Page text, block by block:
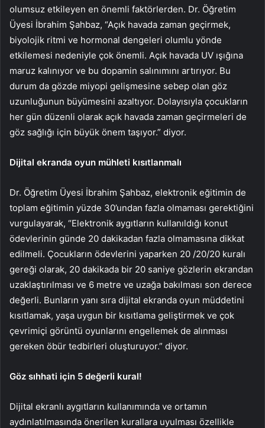
olumsuz etkileyen en önemli faktörlerden. Dr. Öğretim
Üyesi İbrahim Şahbaz, “Açık havada zaman geçirmek,
biyolojik ritmi ve hormonal dengeleri olumlu yönde
etkilemesi nedeniyle çok önemli. Açık havada UV ışığına
maruz kalınıyor ve bu dopamin salınımını artırıyor. Bu
durum da gözde miyopi gelişmesine sebep olan göz
uzunluğunun büyümesini azaltıyor. Dolayısıyla çocukların
her gün düzenli olarak açık havada zaman geçirmeleri de
göz sağlığı için büyük önem taşıyor.” diyor.
Dijital ekranda oyun mühleti kısıtlanmalı
Dr. Öğretim Üyesi İbrahim Şahbaz, elektronik eğitimin de
toplam eğitimin yüzde 30’undan fazla olmaması gerektiğini
vurgulayarak, “Elektronik aygıtların kullanıldığı konut
ödevlerinin günde 20 dakikadan fazla olmamasına dikkat
edilmeli. Çocukların ödevlerini yaparken 20 /20/20 kuralı
gereği olarak, 20 dakikada bir 20 saniye gözlerin ekrandan
uzaklaştırılması ve 6 metre ve uzağa bakılması son derece
değerli. Bunların yanı sıra dijital ekranda oyun müddetini
kısıtlamak, yaşa uygun bir kısıtlama geliştirmek ve çok
çevrimiçi görüntü oyunlarını engellemek de alınması
gereken öbür tedbirleri oluşturuyor.” diyor.
Göz sıhhati için 5 değerli kural!
Dijital ekranlı aygıtların kullanımında ve ortamın
aydınlatılmasında önerilen kurallara uyulması özellikle